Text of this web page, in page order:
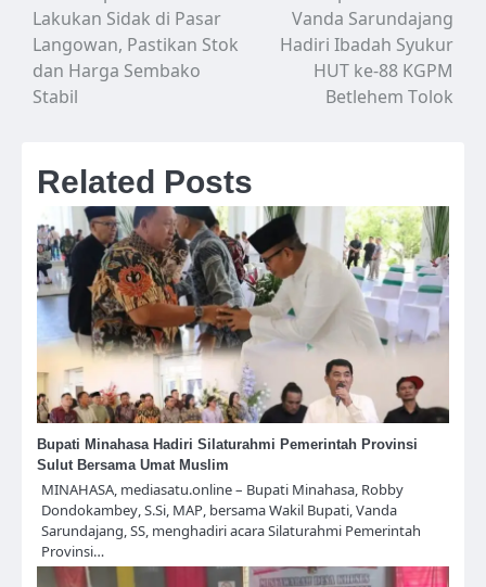
pos
Lakukan Sidak di Pasar
Langowan, Pastikan Stok
dan Harga Sembako
Stabil
Vanda Sarundajang
Hadiri Ibadah Syukur
HUT ke-88 KGPM
Betlehem Tolok
Related Posts
Bupati Minahasa Hadiri Silaturahmi Pemerintah Provinsi
Sulut Bersama Umat Muslim
MINAHASA, mediasatu.online – Bupati Minahasa, Robby
Dondokambey, S.Si, MAP, bersama Wakil Bupati, Vanda
Sarundajang, SS, menghadiri acara Silaturahmi Pemerintah
Provinsi…